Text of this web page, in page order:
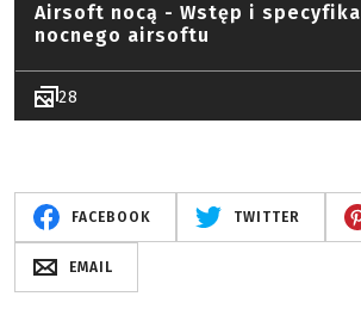
Airsoft nocą - Wstęp i specyfika
nocnego airsoftu
28
FACEBOOK TWITTER
EMAIL